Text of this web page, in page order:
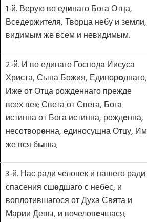
1-й. Верую во единаго Бога Отца,
Вседержителя, Творца небу и земли,
видимым же всем и невидимым.
2-й. И во единаго Господа Иисуса
Христа, Сына Божия, Единороднаго,
Иже от Отца рожденнаго прежде
всех век; Света от Света, Бога
истинна от Бога истинна, рожденна,
несотворенна, единосущна Отцу, Им
же вся быша;
3-й. Нас ради человек и нашего ради
спасения сшедшаго с небес, и
воплотившагося от Духа Свята и
Марии Девы, и вочеловечшася;